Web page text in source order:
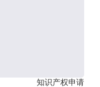
知识产权申请